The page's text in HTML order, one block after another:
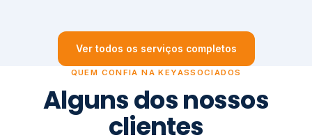
Ver todos os serviços completos
QUEM CONFIA NA KEYASSOCIADOS
Alguns dos nossos
clientes